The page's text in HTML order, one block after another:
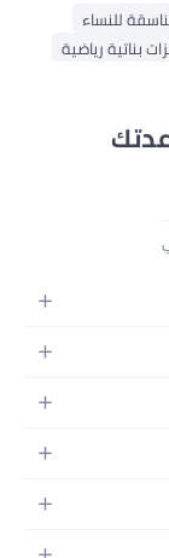
للنساء
بناتية رياضية